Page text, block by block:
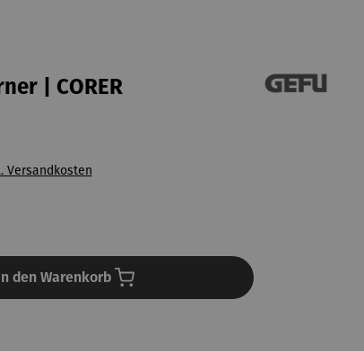
| CORER
Versandkosten
den Warenkorb